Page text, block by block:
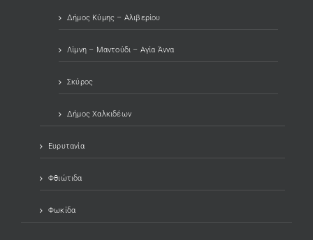
Δήμος Κύμης – Αλιβερίου
Λίμνη – Μαντούδι – Αγία Άννα
Σκύρος
Δήμος Χαλκιδέων
Ευρυτανία
Φθιώτιδα
Φωκίδα